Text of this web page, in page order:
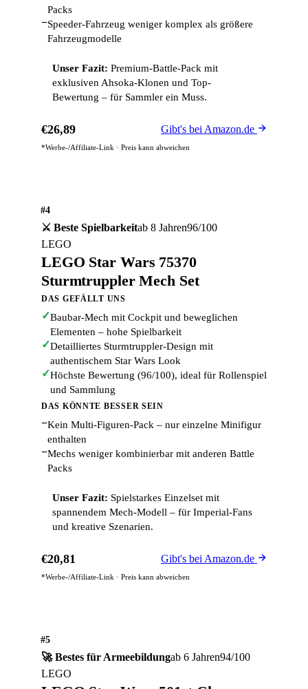
Packs
−Speeder-Fahrzeug weniger komplex als größere
Fahrzeugmodelle
Unser Fazit: Premium-Battle-Pack mit
exklusiven Ahsoka-Klonen und Top-
Bewertung – für Sammler ein Muss.
€26,89 Gibt's bei Amazon.de
*Werbe-/Affiliate-Link · Preis kann abweichen
#4
⚔️ Beste Spielbarkeitab 8 Jahren96/100
LEGO
LEGO Star Wars 75370
Sturmtruppler Mech Set
DAS GEFÄLLT UNS
✓Baubar-Mech mit Cockpit und beweglichen
Elementen – hohe Spielbarkeit
✓Detailliertes Sturmtruppler-Design mit
authentischem Star Wars Look
✓Höchste Bewertung (96/100), ideal für Rollenspiel
und Sammlung
DAS KÖNNTE BESSER SEIN
−Kein Multi-Figuren-Pack – nur einzelne Minifigur
enthalten
−Mechs weniger kombinierbar mit anderen Battle
Packs
Unser Fazit: Spielstarkes Einzelset mit
spannendem Mech-Modell – für Imperial-Fans
und kreative Szenarien.
€20,81 Gibt's bei Amazon.de
*Werbe-/Affiliate-Link · Preis kann abweichen
#5
🚀 Bestes für Armeebildungab 6 Jahren94/100
LEGO